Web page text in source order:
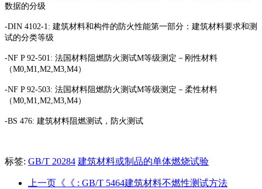
数据的分级
-DIN 4102-1: 建筑材料和构件的防火性能第一部分：建筑材料要求和测
试的分类等级
-NF P 92-501: 法国材料阻燃防火测试M等级测定－刚性材料
（M0,M1,M2,M3,M4）
-NF P 92-503: 法国材料阻燃防火测试M等级测定－柔性材料
（M0,M1,M2,M3,M4）
-BS 476: 建筑材料阻燃测试，防火测试
标签: GB/T 20284 建筑材料或制品的单体燃烧试验
上一页《《 : GB/T 5464建筑材料不燃性测试方法